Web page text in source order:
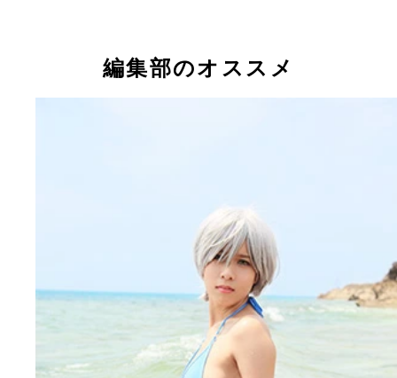
ＬＳの浅川梨奈
編集部のオススメ